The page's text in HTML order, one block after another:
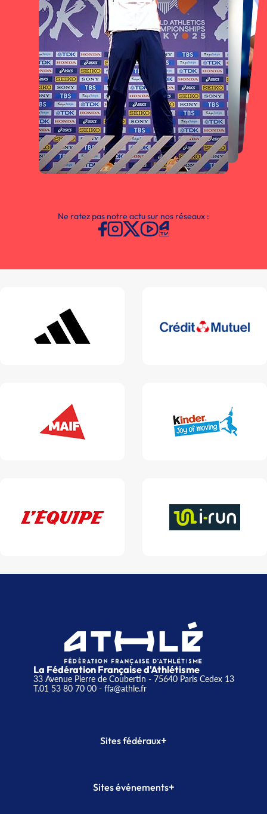
Ne ratez pas notre actu sur nos réseaux :
La Fédération Française d'Athlétisme
33 Avenue Pierre de Coubertin - 75640 Paris Cedex 13
T.01 53 80 70 00- ffa@athle.fr
Sites fédéraux+
Plateforme Formation
Sites événements+